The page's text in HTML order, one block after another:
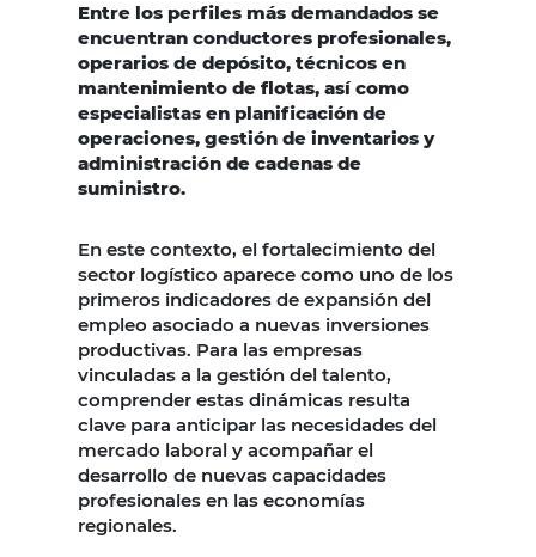
Entre los perfiles más demandados se
encuentran conductores profesionales,
operarios de depósito, técnicos en
mantenimiento de flotas, así como
especialistas en planificación de
operaciones, gestión de inventarios y
administración de cadenas de
suministro.
En este contexto, el fortalecimiento del
sector logístico aparece como uno de los
primeros indicadores de expansión del
empleo asociado a nuevas inversiones
productivas. Para las empresas
vinculadas a la gestión del talento,
comprender estas dinámicas resulta
clave para anticipar las necesidades del
mercado laboral y acompañar el
desarrollo de nuevas capacidades
profesionales en las economías
regionales.